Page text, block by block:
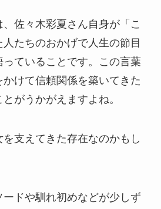
佐々木彩夏さん自身が「こ
たちのおかげで人生の節目
っていることです。この言葉
けて信頼関係を築いてきた
がうかがえますよね。
支えてきた存在なのかもし
ドや馴れ初めなどが少しず